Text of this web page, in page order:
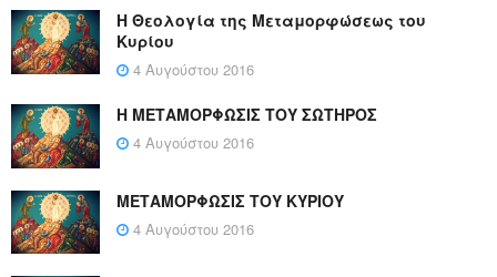
Η Θεολογία της Μεταμορφώσεως του
Κυρίου
4 Αυγούστου 2016
Η ΜΕΤΑΜΟΡΦΩΣΙΣ ΤΟΥ ΣΩΤΗΡΟΣ
4 Αυγούστου 2016
ΜΕΤΑΜΟΡΦΩΣΙΣ ΤΟΥ ΚΥΡΙΟΥ
4 Αυγούστου 2016